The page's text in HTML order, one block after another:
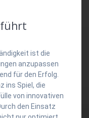
ist die
anzupassen
für den Erfolg.
ins Spiel, die
von innovativen
den Einsatz